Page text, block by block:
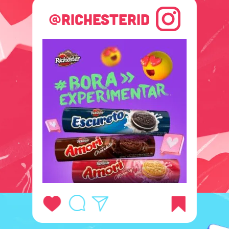
@RICHESTERID